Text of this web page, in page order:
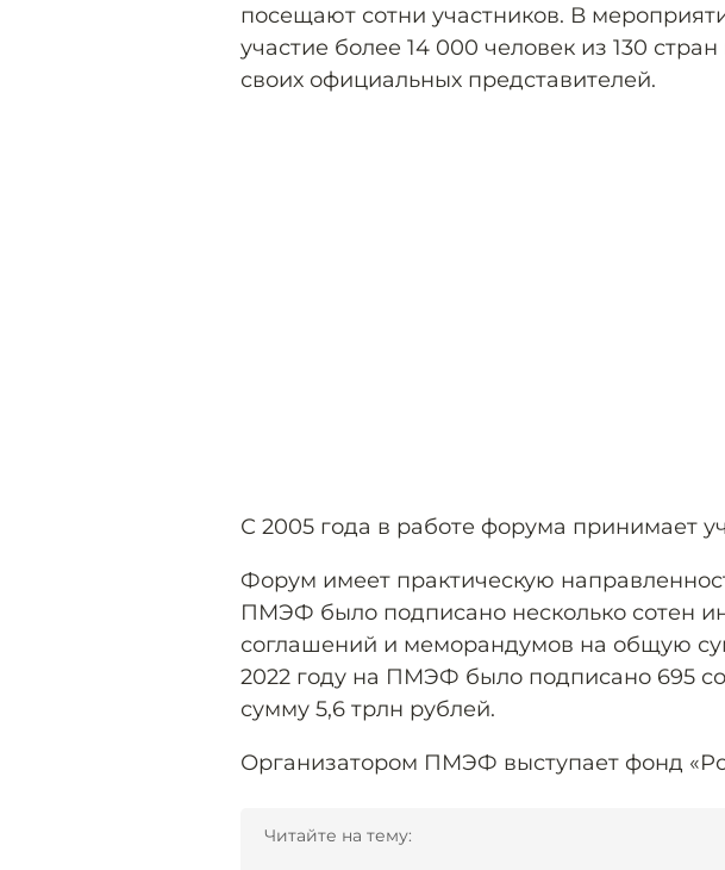
посещают сотни участников. В
участие более 14 000 человек из 130
своих официальных представителей.
С 2005 года в работе форума принимает
Форум имеет практическую
ПМЭФ было подписано несколько сотен
соглашений и меморандумов на общую
2022 году на ПМЭФ было подписано 695
сумму 5,6 трлн рублей.
Организатором ПМЭФ выступает фонд
Читайте на тему: